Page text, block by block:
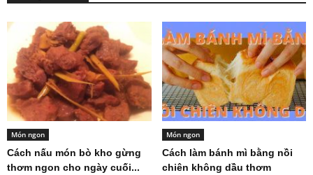
Món ngon
Cách nấu món bò kho gừng
thơm ngon cho ngày cuối...
Món ngon
Cách làm bánh mì bằng nồi
chiên không dầu thơm